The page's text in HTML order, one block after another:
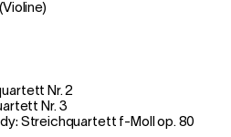
Nr. 2
Nr. 3
Streichquartett f-Moll op. 80